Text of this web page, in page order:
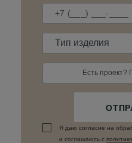
Есть проект?
Я даю согласие на
и соглашаюсь c